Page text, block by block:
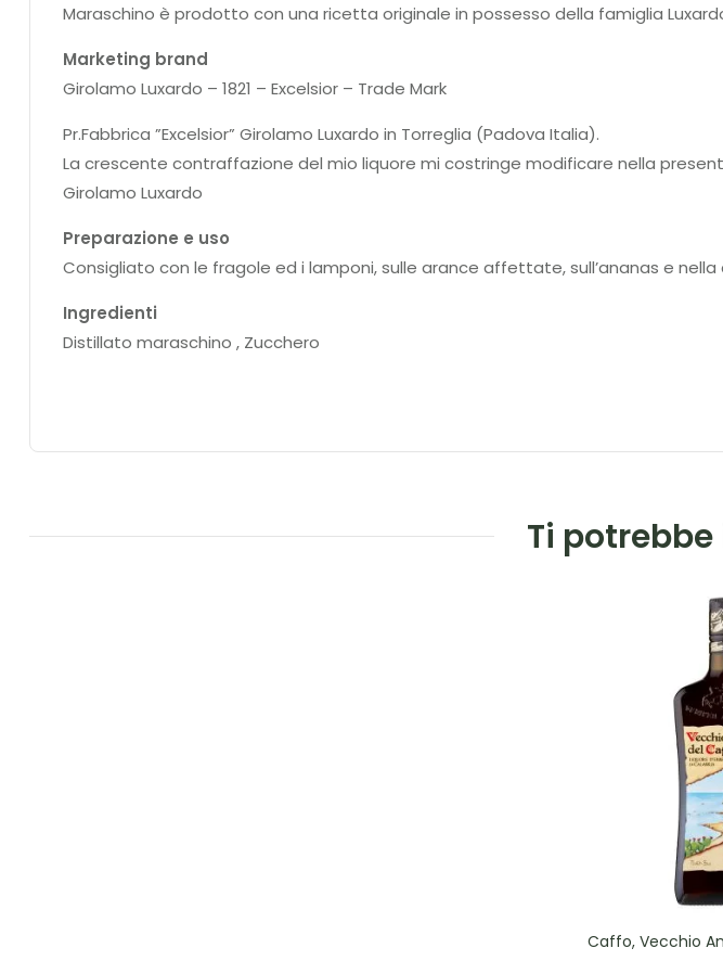
Maraschino è prodotto con una ricetta originale in possesso della famiglia Luxardo
Marketing brand
Girolamo Luxardo – 1821 – Excelsior – Trade Mark
Pr.Fabbrica ”Excelsior” Girolamo Luxardo in Torreglia (Padova Italia).
La crescente contraffazione del mio liquore mi costringe modificare nella
Girolamo Luxardo
Preparazione e uso
Consigliato con le fragole ed i lamponi, sulle arance affettate, sull’ananas e
Ingredienti
Distillato maraschino , Zucchero
Ti
Caffo, Vecchio